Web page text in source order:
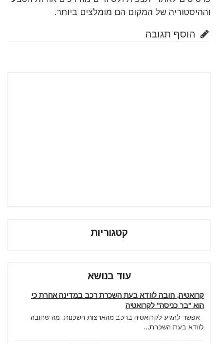
וההיסטוריה של המקום הם מומלצים ביותר.
הוסף תגובה
קטגוריות
עוד בנושא
קרואטיה, חובה לוודא בעת השכרת רכב במדינה אחרת כי
הוא "בר כניסה" לקרואטיה
אפשר להגיע לקרואטיה ברכב מהארצות השכנות. מה שחובה
לוודא בעת השכרת...